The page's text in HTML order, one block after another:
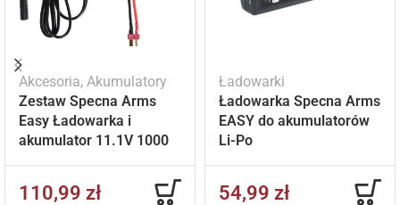
Akcesoria, Akumulatory
Zestaw Specna Arms
Easy Ładowarka i
akumulator 11.1V 1000
110,99 zł
Ładowarki
Ładowarka Specna Arms
EASY do akumulatorów
Li-Po
54,99 zł